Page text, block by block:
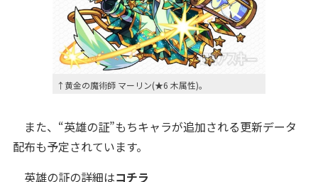
↑黄金の魔術師 マーリン(★6 木属性)。
また、“英雄の証”もちキャラが追加される更新データ
配布も予定されています。
英雄の証の詳細はコチラ